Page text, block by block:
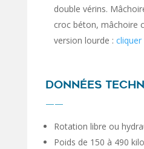
double vérins.
croc béton, mâchoire
version lourde : cliquer
DONNÉES
——
Rotation libre ou
Poids de 150 à 490